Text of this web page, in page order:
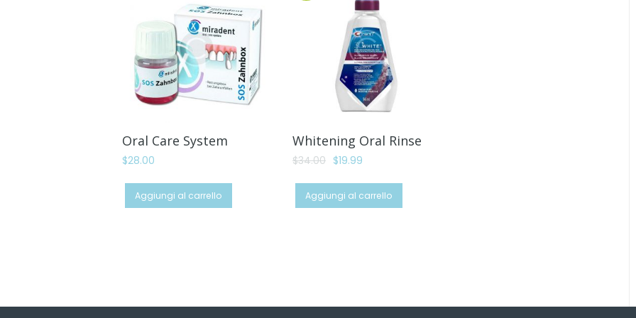
Oral Care System
$28.00
Aggiungi al carrello
Whitening Oral Rinse
$34.00 Il
originale
era:
$19.99Il
attuale
Aggiungi al carrello